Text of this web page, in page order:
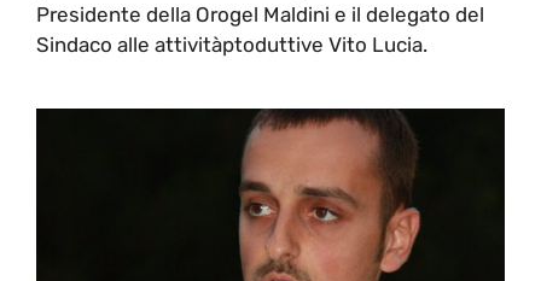
Presidente della Orogel Maldini e il delegato del
Sindaco alle attivitàptoduttive Vito Lucia.